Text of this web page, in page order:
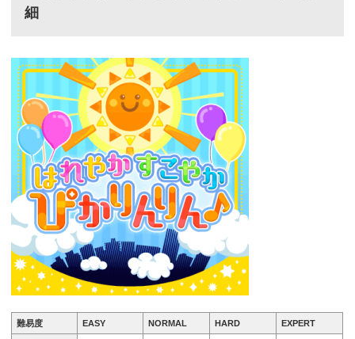
細
難易度 EASY NORMAL HARD EXPERT